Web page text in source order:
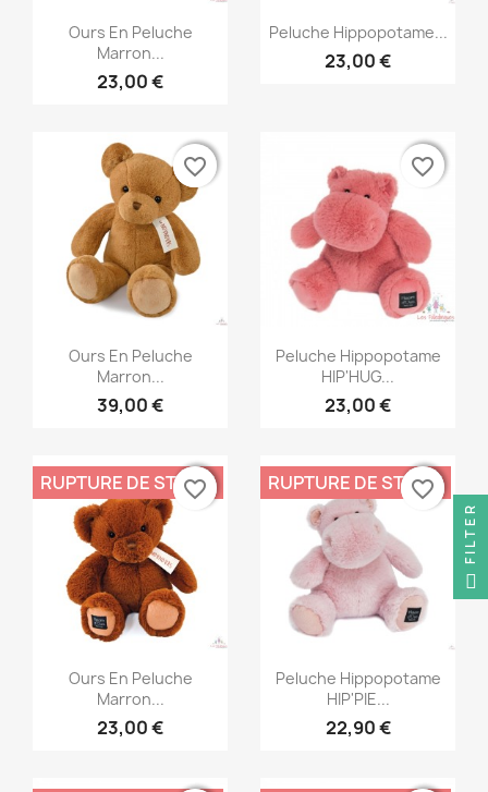
Aperçu rapide
Ours En Peluche
Marron...
23,00 €
Aperçu rapide
Peluche Hippopotame...
23,00 €
Aperçu rapide
Ours En Peluche
Marron...
39,00 €
favorite_border
favorite_border
Aperçu rapide
Peluche Hippopotame
HIP'HUG...
23,00 €
favorite_border
favorite_border
Aperçu rapide
Ours En Peluche
Marron...
23,00 €
RUPTURE DE STOCK
favorite_border
favorite_border
Aperçu rapide
Peluche Hippopotame
HIP'PIE...
22,90 €
RUPTURE DE STOCK
favorite_border
favorite_border
FILTER